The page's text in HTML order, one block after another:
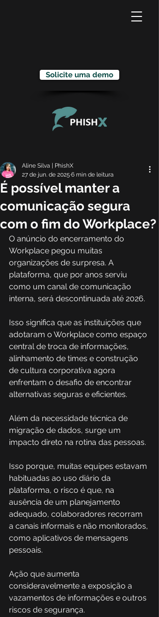
Solicite uma demo
É possível manter a
comunicação segura
com o fim do Workplace?
Aline Silva | PhishX
27 de jun. de 2025 6 min de leitura
O anúncio do encerramento do
Workplace pegou muitas
organizações de surpresa. A
plataforma, que por anos serviu
como um canal de comunicação
interna, será descontinuada até 2026.
Isso significa que as instituições que
adotaram o Workplace como espaço
central de troca de informações,
alinhamento de times e construção
de cultura corporativa agora
enfrentam o desafio de encontrar
alternativas seguras e eficientes.
Além da necessidade técnica de
migração de dados, surge um
impacto direto na rotina das pessoas.
Isso porque, muitas equipes estavam
habituadas ao uso diário da
plataforma, o risco é que, na
ausência de um planejamento
adequado, colaboradores recorram
a canais informais e não monitorados,
como aplicativos de mensagens
pessoais.
Ação que aumenta
consideravelmente a exposição a
vazamentos de informações e outros
riscos de segurança.